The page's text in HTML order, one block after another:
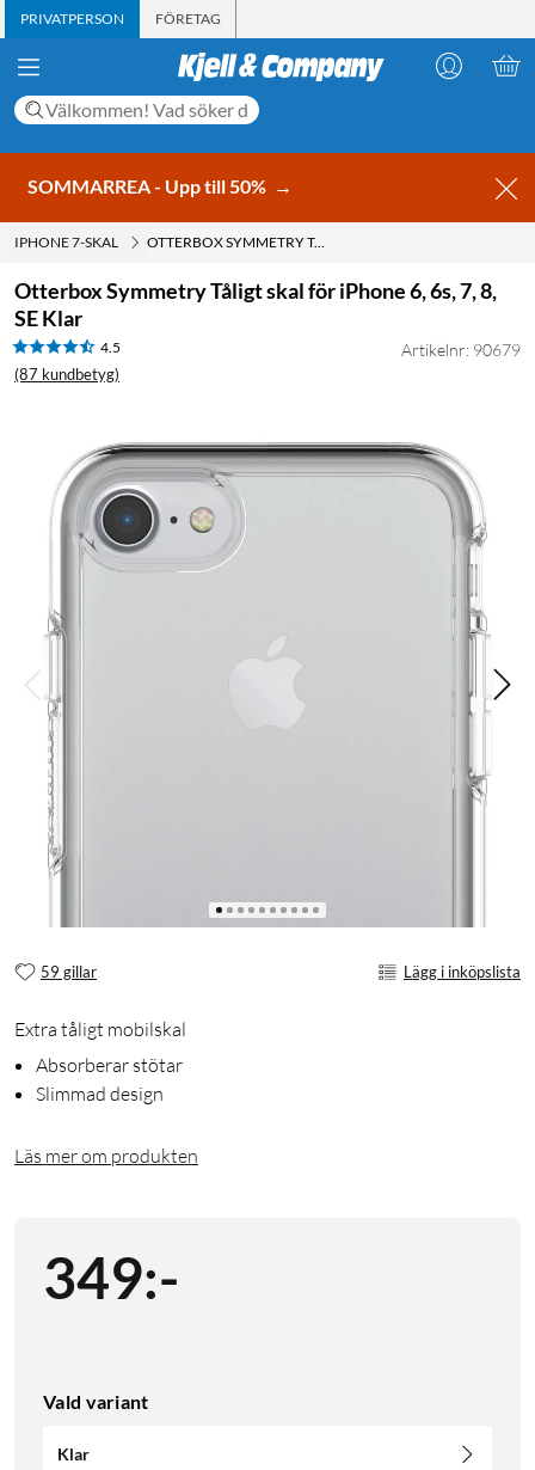
PRIVATPERSON FÖRETAG
SOMMARREA - Upp till 50% →
IPHONE 7-SKAL OTTERBOX SYMMETRY TÅLIGT SKAL FÖR IPHONE 6, 6S, 7, 8, SE KLAR
Otterbox Symmetry Tåligt skal för iPhone 6, 6s, 7, 8,
SE Klar
4.5
(87 kundbetyg)
Artikelnr: 90679
59 gillar Lägg i inköpslista
Extra tåligt mobilskal
Absorberar stötar
Slimmad design
Läs mer om produkten
349:-
Vald variant
Klar